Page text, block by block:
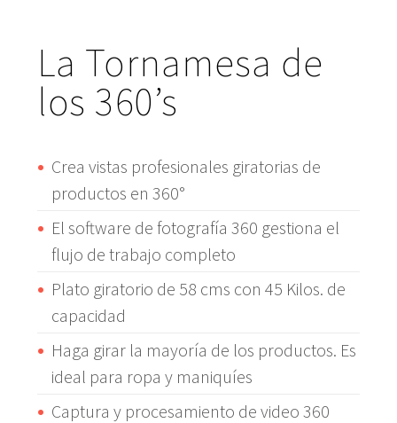
La Tornamesa de
los 360’s
Crea vistas profesionales giratorias de
productos en 360°
El software de fotografía 360 gestiona el
flujo de trabajo completo
Plato giratorio de 58 cms con 45 Kilos. de
capacidad
Haga girar la mayoría de los productos. Es
ideal para ropa y maniquíes
Captura y procesamiento de video 360